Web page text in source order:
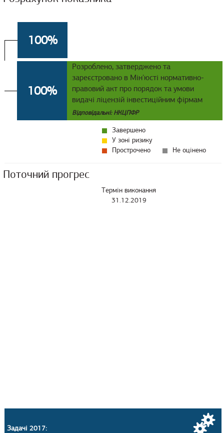
100%
100%
Розроблено, затверджено та
зареєстровано в Мін'юсті нормативно-
правовий акт про порядок та умови
видачі ліцензій інвестиційним фірмам
Відповідальні: НКЦПФР
Завершено
У зоні ризику
Прострочено
Не оцінено
Поточний прогрес
Термін виконання
31.12.2019
Задачі 2017: